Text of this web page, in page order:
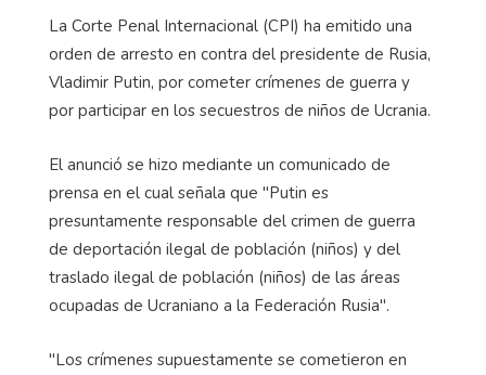
La Corte Penal Internacional (CPI) ha emitido una
orden de arresto en contra del presidente de Rusia,
Vladimir Putin, por cometer crímenes de guerra y
por participar en los secuestros de niños de Ucrania.
El anunció se hizo mediante un comunicado de
prensa en el cual señala que "Putin es
presuntamente responsable del crimen de guerra
de deportación ilegal de población (niños) y del
traslado ilegal de población (niños) de las áreas
ocupadas de Ucraniano a la Federación Rusia".
"Los crímenes supuestamente se cometieron en